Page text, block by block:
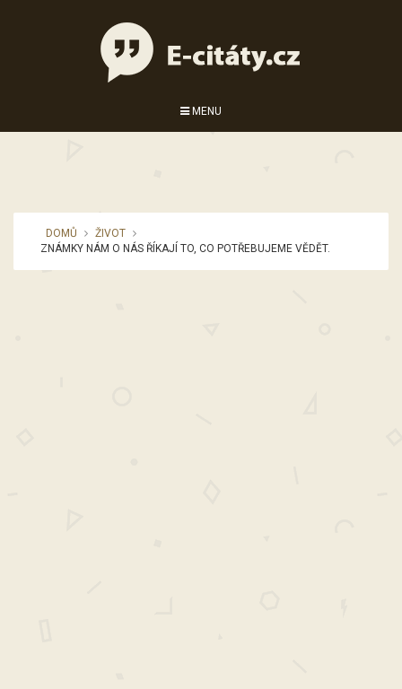
MENU
DOMŮ
ŽIVOT
ZNÁMKY NÁM O NÁS ŘÍKAJÍ TO, CO POTŘEBUJEME VĚDĚT.